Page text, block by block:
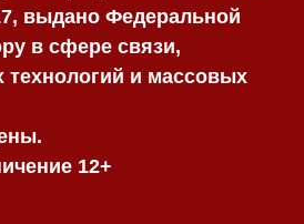
выдано Федеральной
в сфере связи,
и массовых
12+